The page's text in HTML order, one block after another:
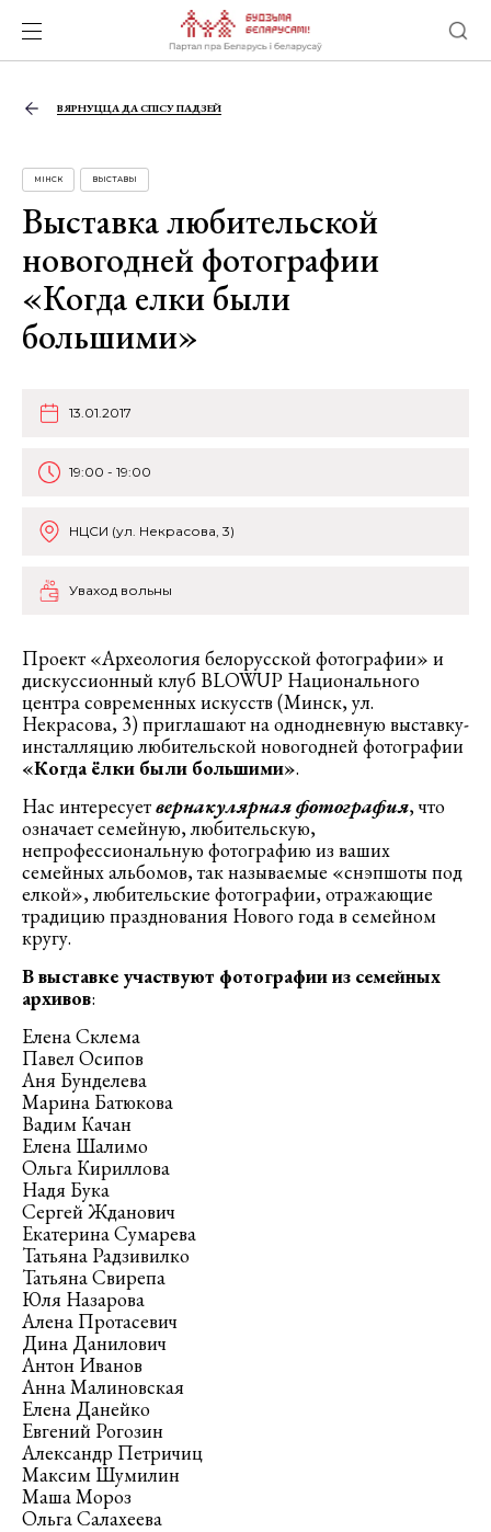
ВЯРНУЦЦА ДА СПІСУ ПАДЗЕЙ
МІНСК ВЫСТАВЫ
Выставка любительской
новогодней фотографии
«Когда елки были
большими»
13.01.2017
19:00 - 19:00
НЦСИ (ул. Некрасова, 3)
Уваход вольны
Проект «Археология белорусской фотографии» и
дискуссионный клуб BLOWUP Национального
центра современных искусств (Минск, ул.
Некрасова, 3) приглашают на однодневную выставку-
инсталляцию любительской новогодней фотографии
«Когда ёлки были большими».
Нас интересуетвернакулярная фотография, что
означает семейную, любительскую,
непрофессиональную фотографию из ваших
семейных альбомов, так называемые «снэпшоты под
елкой», любительские фотографии, отражающие
традицию празднования Нового годав семейном
кругу.
В выставке участвуют фотографии из семейных
архивов:
Елена Склема
Павел Осипов
Аня Бунделева
Марина Батюкова
Вадим Качан
Елена Шалимо
Ольга Кириллова
Надя Бука
Сергей Жданович
Екатерина Сумарева
Татьяна Радзивилко
Татьяна Свирепа
Юля Назарова
Алена Протасевич
Дина Данилович
Антон Иванов
Анна Малиновская
Елена Данейко
Евгений Рогозин
Александр Петричиц
Максим Шумилин
Маша Мороз
Ольга Салахеева